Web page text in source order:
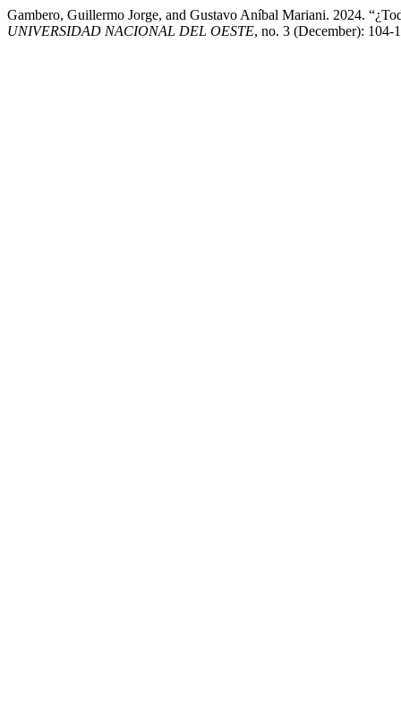
Gambero, Guillermo Jorge, and Gustavo Aníbal Mariani. 2024.
UNIVERSIDAD NACIONAL DEL OESTE, no. 3 (December): 104-